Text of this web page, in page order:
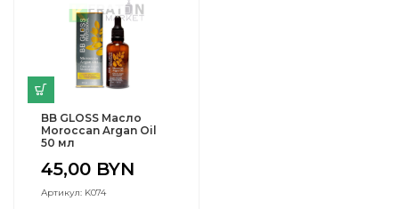
BB GLOSS Масло
Moroccan Argan Oil
50 мл
45,00 BYN
Артикул: K074